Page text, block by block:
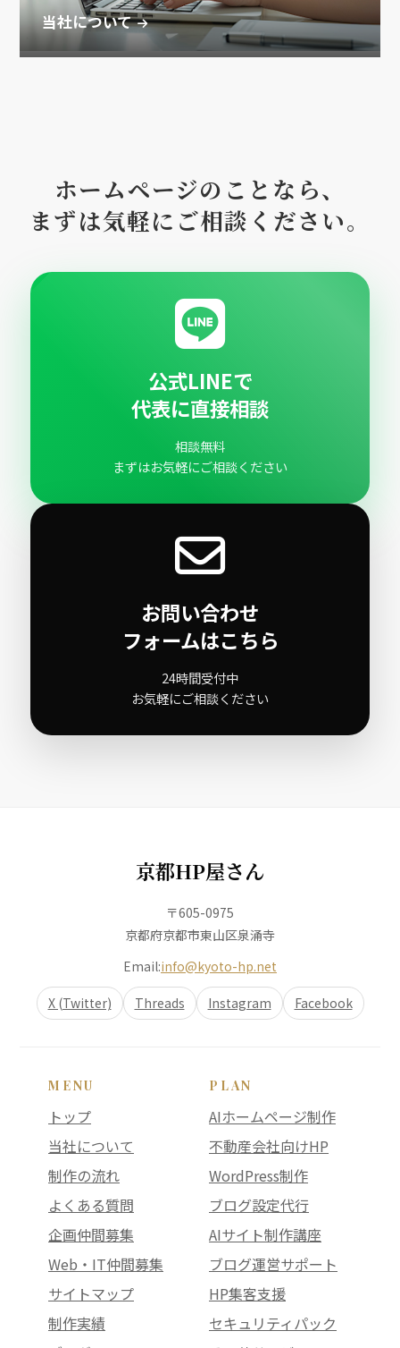
当社について
ホームページのことなら、
まずは気軽にご相談ください。
公式LINEで
代表に直接相談
相談無料
まずはお気軽にご相談ください
お問い合わせ
フォームはこちら
24時間受付中
お気軽にご相談ください
京都HP屋さん
〒605-0975
京都府京都市東山区泉涌寺
Email:info@kyoto-hp.net
X (Twitter) Threads Instagram Facebook
MENU
トップ
当社について
制作の流れ
よくある質問
企画仲間募集
Web・IT仲間募集
サイトマップ
制作実績
PLAN
AIホームページ制作
不動産会社向けHP
WordPress制作
ブログ設定代行
AIサイト制作講座
ブログ運営サポート
HP集客支援
セキュリティパック